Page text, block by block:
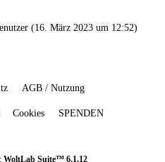
(16. März 2023 um 12:52)
AGB / Nutzung
Cookies SPENDEN
WoltLab Suite™ 6.1.12